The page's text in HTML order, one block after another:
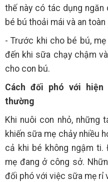
thế này có tác dụng ngăn
bé bú thoải mái và an toàn
- Trước khi cho bé bú,
đến khi sữa chạy chậm
cho con bú.
Cách đối phó với
thường
Khi nuôi con nhỏ, những
khiến sữa mẹ chảy nhiều
cả khi bé không ngậm ti.
mẹ đang ở công sở.
đối phó với việc sữa mẹ rỉ